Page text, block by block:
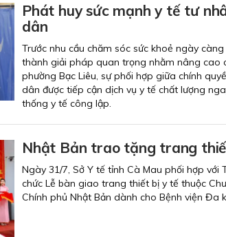
Phát huy sức mạnh y tế tư
dân
Trước nhu cầu chăm sóc sức khoẻ ngày
thành giải pháp quan trọng nhằm nâng cao
phường Bạc Liêu, sự phối hợp giữa chính
dân được tiếp cận dịch vụ y tế chất lượng
thống y tế công lập.
Nhật Bản trao tặng trang
Ngày 31/7, Sở Y tế tỉnh Cà Mau phối hợp với
chức Lễ bàn giao trang thiết bị y tế thuộc
Chính phủ Nhật Bản dành cho Bệnh viện